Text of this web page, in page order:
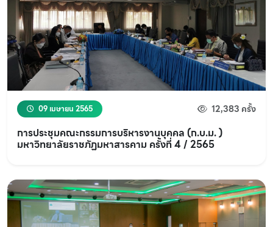
09 เมษายน 2565 12,383 ครั้ง
การประชุมคณะกรรมการบริหารงานบุคคล (ก.บ.ม. )
มหาวิทยาลัยราชภัฏมหาสารคาม ครั้งที่ 4 / 2565